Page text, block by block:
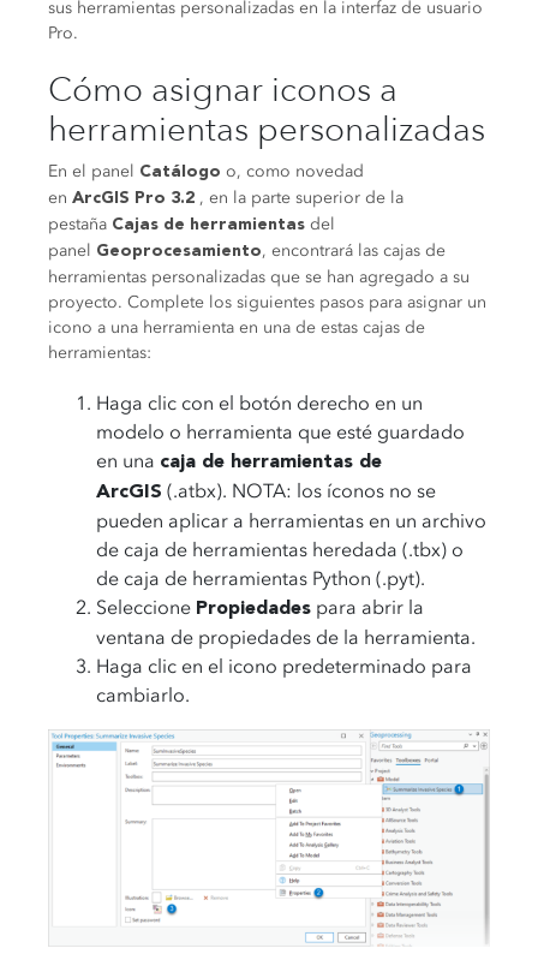
sus herramientas personalizadas en la interfaz de usuario
Pro.
Cómo asignar iconos a
herramientas personalizadas
En el panel Catálogo o, como novedad
en ArcGIS Pro 3.2 , en la parte superior de la
pestaña Cajas de herramientas del
panel Geoprocesamiento, encontrará las cajas de
herramientas personalizadas que se han agregado a su
proyecto. Complete los siguientes pasos para asignar un
icono a una herramienta en una de estas cajas de
herramientas:
Haga clic con el botón derecho en un
modelo o herramienta que esté guardado
en una caja de herramientas de
ArcGIS (.atbx). NOTA: los íconos no se
pueden aplicar a herramientas en un archivo
de caja de herramientas heredada (.tbx) o
de caja de herramientas Python (.pyt).
Seleccione Propiedades para abrir la
ventana de propiedades de la herramienta.
Haga clic en el icono predeterminado para
cambiarlo.